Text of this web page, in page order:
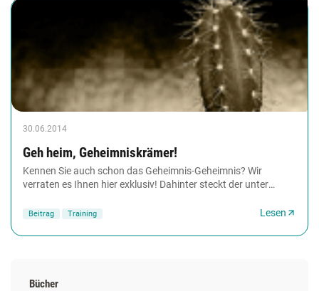
30.06.2014
Geh heim, Geheimniskrämer!
Kennen Sie auch schon das Geheimnis-Geheimnis? Wir
verraten es ­Ihnen hier exklusiv! Dahinter steckt der unter
Beitrag Training Lesen
Bücher